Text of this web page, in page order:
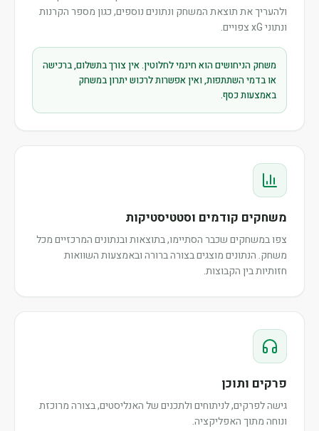
ולהעריך את תוצאת המשחק ונתונים נוספים, כגון מספר הקרנות
ונתוני xG צפויים.
משחק הניחושים הוא חינמי לחלוטין. אין צורך בתשלום, ברכישה
או בדמי השתתפות, ואין אפשרות לרכוש יתרון במשחק
באמצעות כסף.
משחקים קודמים וסטטיסטיקות
צפו במשחקים שכבר הסתיימו, בתוצאות ובנתונים המרכזיים מכל
משחק. הנתונים מוצגים בצורה ברורה ובאמצעות השוואות
חזותיות בין הקבוצות.
פרקים ותוכן
גישה לפרקים, לניתוחים ולתכנים של האנליסטים, בצורה מרוכזת
ונוחה מתוך האפליקציה.